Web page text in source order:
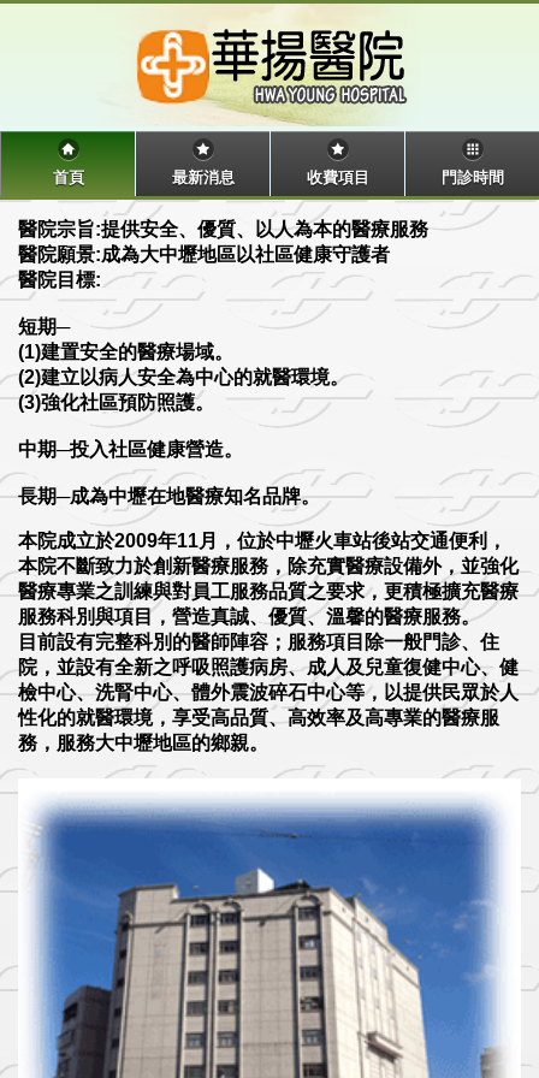
首頁 最新消息 收費項目 門診時間
醫院宗旨:提供安全、優質、以人為本的醫療服務
醫院願景:成為大中壢地區以社區健康守護者
醫院目標:
短期─
(1)建置安全的醫療場域。
(2)建立以病人安全為中心的就醫環境。
(3)強化社區預防照護。
中期─投入社區健康營造。
長期─成為中壢在地醫療知名品牌。
本院成立於2009年11月，位於中壢火車站後站交通便利，
本院不斷致力於創新醫療服務，除充實醫療設備外，並強化
醫療專業之訓練與對員工服務品質之要求，更積極擴充醫療
服務科別與項目，營造真誠、優質、溫馨的醫療服務。
目前設有完整科別的醫師陣容；服務項目除一般門診、住
院，並設有全新之呼吸照護病房、成人及兒童復健中心、健
檢中心、洗腎中心、體外震波碎石中心等，以提供民眾於人
性化的就醫環境，享受高品質、高效率及高專業的醫療服
務，服務大中壢地區的鄉親。